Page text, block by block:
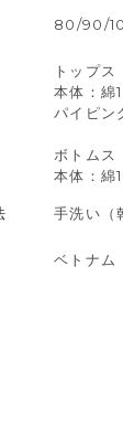
80/90/
トップス
本体：綿
パイピン
ボトムス
本体：綿
手洗い（
ベトナム